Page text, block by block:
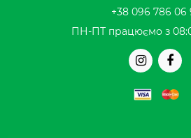
+38 096 786 06
ПН-ПТ працюємо з